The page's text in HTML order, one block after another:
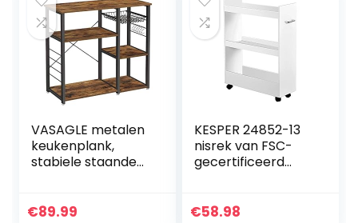
VASAGLE metalen
keukenplank,
stabiele staande
magnetronplank
€89.99
KESPER 24852-13
nisrek van FSC-
gecertificeerd
gecoat/rek/rolrek
€58.98